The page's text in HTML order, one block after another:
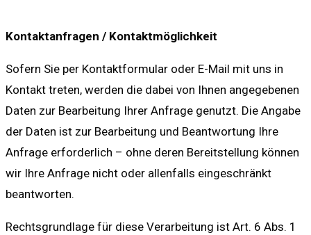
Kontaktanfragen / Kontaktmöglichkeit
Sofern Sie per Kontaktformular oder E-Mail mit uns in
Kontakt treten, werden die dabei von Ihnen angegebenen
Daten zur Bearbeitung Ihrer Anfrage genutzt. Die Angabe
der Daten ist zur Bearbeitung und Beantwortung Ihre
Anfrage erforderlich – ohne deren Bereitstellung können
wir Ihre Anfrage nicht oder allenfalls eingeschränkt
beantworten.
Rechtsgrundlage für diese Verarbeitung ist Art. 6 Abs. 1